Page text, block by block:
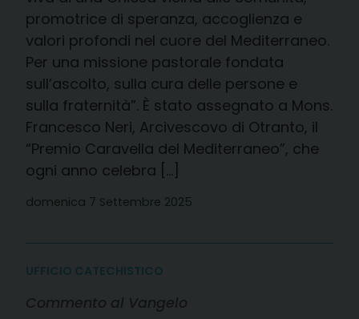
promotrice di speranza, accoglienza e
valori profondi nel cuore del Mediterraneo.
Per una missione pastorale fondata
sull’ascolto, sulla cura delle persone e
sulla fraternità”. È stato assegnato a Mons.
Francesco Neri, Arcivescovo di Otranto, il
“Premio Caravella del Mediterraneo”, che
ogni anno celebra […]
domenica 7 Settembre 2025
UFFICIO CATECHISTICO
Commento al Vangelo